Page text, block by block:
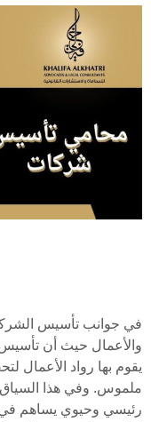
في جوانب تأسيس
والأعمال حيث أن
يقوم بها رواد الأعمال
ملموس. وفي هذا
رئيسي وحيوي يساهم في